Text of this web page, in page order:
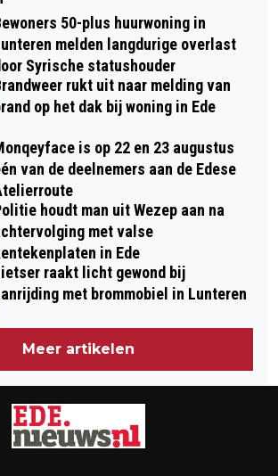
GELDERLAND
FILMS & STERREN IN
50-plus huurwoning in
melden langdurige overlast
Syrische statushouder
rukt uit naar melding van
op het dak bij woning in Ede
is op 22 en 23 augustus
van de deelnemers aan de Edese
houdt man uit Wezep aan na
met valse
in Ede
raakt licht gewond bij
met brommobiel in Lunteren
Meer artikelen